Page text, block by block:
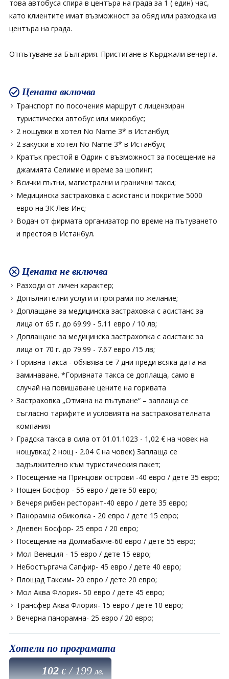
това автобуса спира в центъра на града за 1 ( един) час,
като клиентите имат възможност за обяд или разходка из
центъра на града.
Отпътуване за България. Пристигане в Кърджали вечерта.
Цената включва
Транспорт по посочения маршрут с лицензиран
туристически автобус или микробус;
2 нощувки в хотел No Name 3* в Истанбул;
2 закуски в хотел No Name 3* в Истанбул;
Кратък престой в Одрин с възможност за посещение на
джамията Селимие и време за шопинг;
Всички пътни, магистрални и гранични такси;
Медицинска застраховка с асистанс и покритие 5000
евро на ЗК Лев Инс;
Водач от фирмата организатор по време на пътуването
и престоя в Истанбул.
Цената не включва
Разходи от личен характер;
Допълнителни услуги и програми по желание;
Доплащане за медицинска застраховка с асистанс за
лица от 65 г. до 69.99 - 5.11 евро / 10 лв;
Доплащане за медицинска застраховка с асистанс за
лица от 70 г. до 79.99 - 7.67 евро /15 лв;
Горивна такса - обявява се 7 дни преди всяка дата на
заминаване. *Горивната такса се доплаща, само в
случай на повишаване цените на горивата
Застраховка „Отмяна на пътуване“ – заплаща се
съгласно тарифите и условията на застрахователната
компания
Градска такса в сила от 01.01.1023 - 1,02 € на човек на
нощувка;( 2 нощ - 2.04 € на човек) Заплаща се
задължително към туристическия пакет;
Посещение на Принцови острови -40 евро / дете 35 евро;
Нощен Босфор - 55 евро / дете 50 евро;
Вечеря рибен ресторант-40 евро / дете 35 евро;
Панорамна обиколка - 20 евро / дете 15 евро;
Дневен Босфор- 25 евро / 20 евро;
Посещение на Долмабахче-60 евро / дете 55 евро;
Мол Венеция - 15 евро / дете 15 евро;
Небостъргача Сапфир- 45 евро / дете 40 евро;
Площад Таксим- 20 евро / дете 20 евро;
Мол Аква Флория- 50 евро / дете 45 евро;
Трансфер Аква Флория- 15 евро / дете 10 евро;
Вечерна панорамна- 25 евро / 20 евро;
Хотели по програмата
102 €/199 лв.